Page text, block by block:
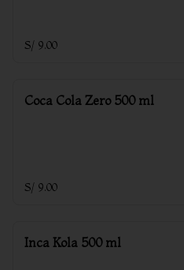
S/ 9.00
Coca Cola Zero 500 ml
S/ 9.00
Inca Kola 500 ml